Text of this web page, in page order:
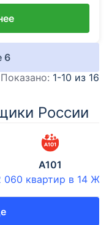
6
Показано: 1-10 из 16
России
А101
060 квартир в 14ЖК